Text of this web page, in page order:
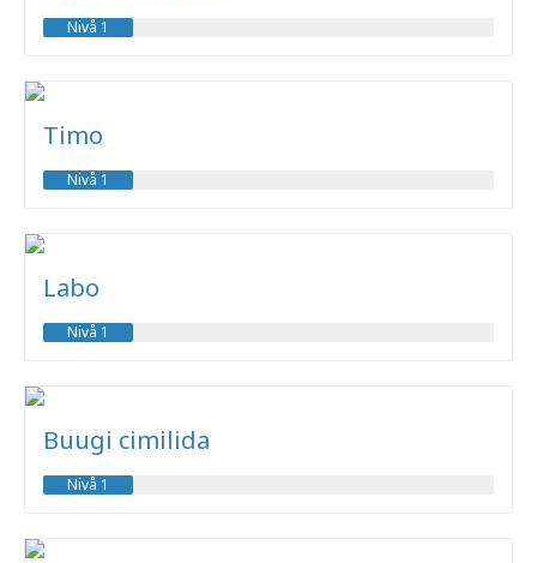
Nivå 1
Timo
Nivå 1
Labo
Nivå 1
Buugi cimilida
Nivå 1